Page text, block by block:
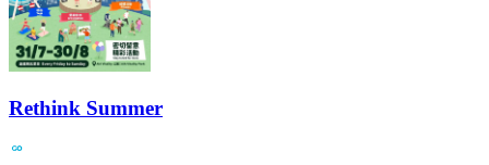
Rethink Summer